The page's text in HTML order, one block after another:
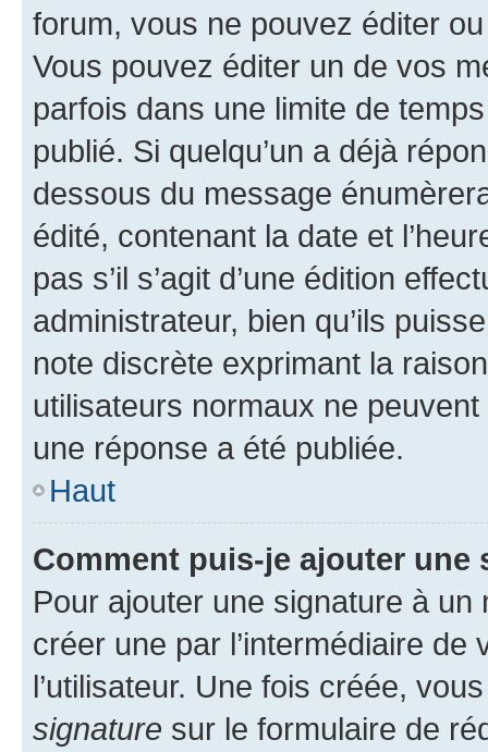
forum, vous ne pouvez éditer
Vous pouvez éditer un de vos
parfois dans une limite de
publié. Si quelqu’un a déjà
dessous du message
édité, contenant la date et
pas s’il s’agit d’une édition
administrateur, bien qu’ils
note discrète exprimant la
utilisateurs normaux ne
une réponse a été publiée.
Haut
Comment puis-je ajouter une
Pour ajouter une signature à un
créer une par l’intermédiaire
l’utilisateur. Une fois créée,
signature sur le formulaire de